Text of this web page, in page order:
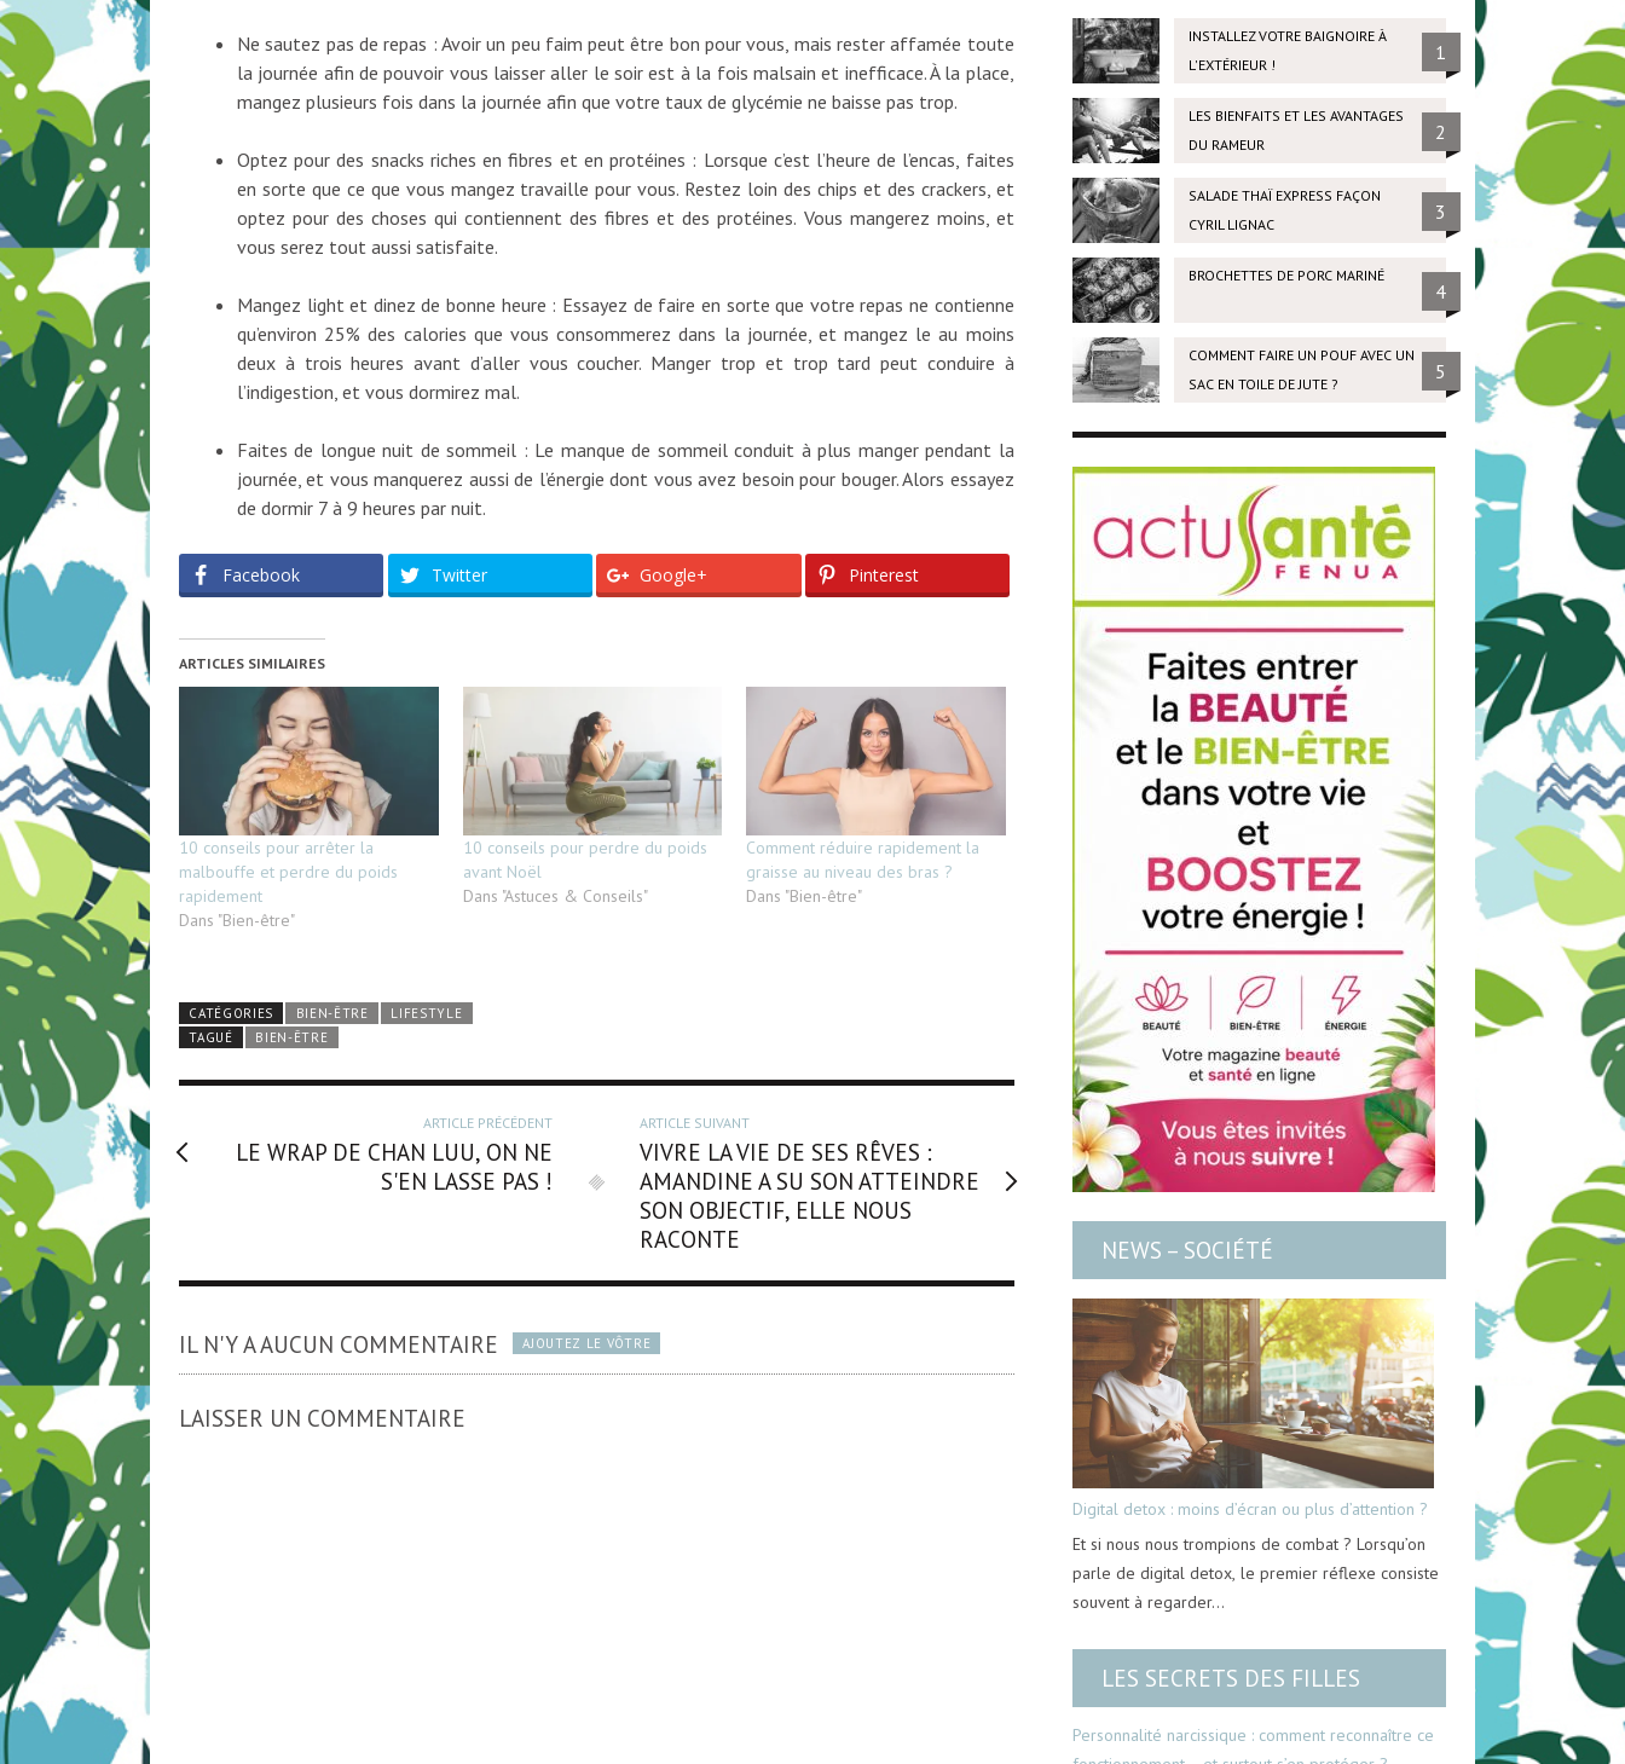
Ne sautez pas de repas : Avoir un peu faim peut être bon pour vous, mais rester affamée toute
la journée afin de pouvoir vous laisser aller le soir est à la fois malsain et inefficace. À la place,
mangez plusieurs fois dans la journée afin que votre taux de glycémie ne baisse pas trop.
Optez pour des snacks riches en fibres et en protéines : Lorsque c’est l’heure de l’encas, faites
en sorte que ce que vous mangez travaille pour vous. Restez loin des chips et des crackers, et
optez pour des choses qui contiennent des fibres et des protéines. Vous mangerez moins, et
vous serez tout aussi satisfaite.
Mangez light et dinez de bonne heure : Essayez de faire en sorte que votre repas ne contienne
qu’environ 25% des calories que vous consommerez dans la journée, et mangez le au moins
deux à trois heures avant d’aller vous coucher. Manger trop et trop tard peut conduire à
l’indigestion, et vous dormirez mal.
Faites de longue nuit de sommeil : Le manque de sommeil conduit à plus manger pendant la
journée, et vous manquerez aussi de l’énergie dont vous avez besoin pour bouger. Alors essayez
de dormir 7 à 9 heures par nuit.
Facebook Twitter Google+ Pinterest
ARTICLES SIMILAIRES
10 conseils pour arrêter la
malbouffe et perdre du poids
rapidement
Dans "Bien-être"
10 conseils pour perdre du poids
avant Noël
Dans "Astuces & Conseils"
Comment réduire rapidement la
graisse au niveau des bras ?
Dans "Bien-être"
CATÉGORIES BIEN-ÊTRE
LIFESTYLE
TAGUÉ
BIEN-ÊTRE
ARTICLE PRÉCÉDENT
LE WRAP DE CHAN LUU, ON NE
S'EN LASSE PAS !
ARTICLE SUIVANT
VIVRE LA VIE DE SES RÊVES :
AMANDINE A SU SON ATTEINDRE
SON OBJECTIF, ELLE NOUS
RACONTE
IL N'Y A AUCUN COMMENTAIRE AJOUTEZ LE VÔTRE
LAISSER UN COMMENTAIRE
INSTALLEZ VOTRE BAIGNOIRE À
L'EXTÉRIEUR !
1
LES BIENFAITS ET LES AVANTAGES
DU RAMEUR
2
SALADE THAÏ EXPRESS FAÇON
CYRIL LIGNAC
3
BROCHETTES DE PORC MARINÉ
4
COMMENT FAIRE UN POUF AVEC UN
SAC EN TOILE DE JUTE ?
5
NEWS – SOCIÉTÉ
Digital detox : moins d’écran ou plus d’attention ?
Et si nous nous trompions de combat ? Lorsqu’on
parle de digital detox, le premier réflexe consiste
souvent à regarder…
LES SECRETS DES FILLES
Personnalité narcissique : comment reconnaître ce